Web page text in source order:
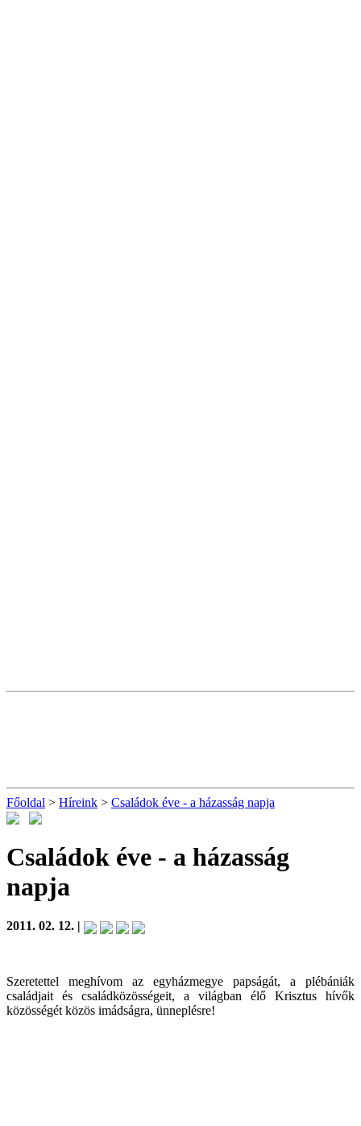
Főoldal > Híreink > Családok éve - a házasság napja
Családok éve - a házasság
napja
2011. 02. 12. |
Szeretettel meghívom az egyházmegye papságát, a plébániák
családjait és családközösségeit, a világban élő Krisztus hívők
közösségét közös imádságra, ünneplésre!